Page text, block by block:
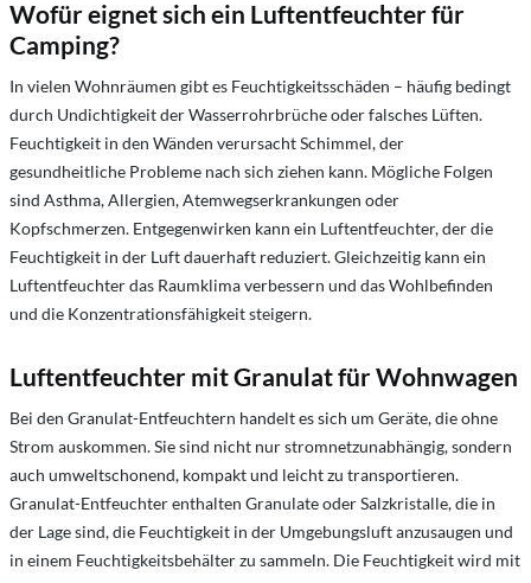
Wofür eignet sich ein Luftentfeuchter für
Camping?
In vielen Wohnräumen gibt es Feuchtigkeitsschäden – häufig bedingt
durch Undichtigkeit der Wasserrohrbrüche oder falsches Lüften.
Feuchtigkeit in den Wänden verursacht Schimmel, der
gesundheitliche Probleme nach sich ziehen kann. Mögliche Folgen
sind Asthma, Allergien, Atemwegserkrankungen oder
Kopfschmerzen. Entgegenwirken kann ein Luftentfeuchter, der die
Feuchtigkeit in der Luft dauerhaft reduziert. Gleichzeitig kann ein
Luftentfeuchter das Raumklima verbessern und das Wohlbefinden
und die Konzentrationsfähigkeit steigern.
Luftentfeuchter mit Granulat für Wohnwagen
Bei den Granulat-Entfeuchtern handelt es sich um Geräte, die ohne
Strom auskommen. Sie sind nicht nur stromnetzunabhängig, sondern
auch umweltschonend, kompakt und leicht zu transportieren.
Granulat-Entfeuchter enthalten Granulate oder Salzkristalle, die in
der Lage sind, die Feuchtigkeit in der Umgebungsluft anzusaugen und
in einem Feuchtigkeitsbehälter zu sammeln. Die Feuchtigkeit wird mit